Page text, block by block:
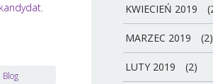
kandydat,
Blog
KWIECIEŃ 2019
MARZEC 2019 (2)
LUTY 2019 (2)